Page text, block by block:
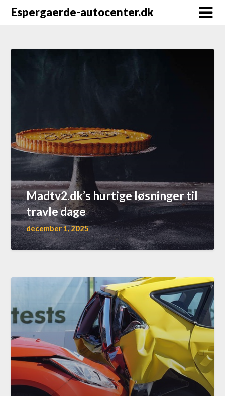
Espergaerde-autocenter.dk
Madtv2.dk’s hurtige løsninger til
travle dage
december 1, 2025